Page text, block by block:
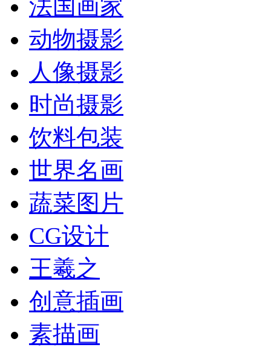
法国画家
动物摄影
人像摄影
时尚摄影
饮料包装
世界名画
蔬菜图片
CG设计
王羲之
创意插画
素描画